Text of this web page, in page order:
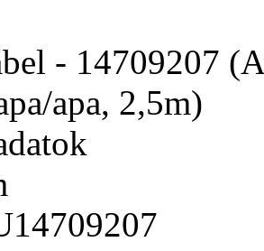
- 14709207
apa, 2,5m)